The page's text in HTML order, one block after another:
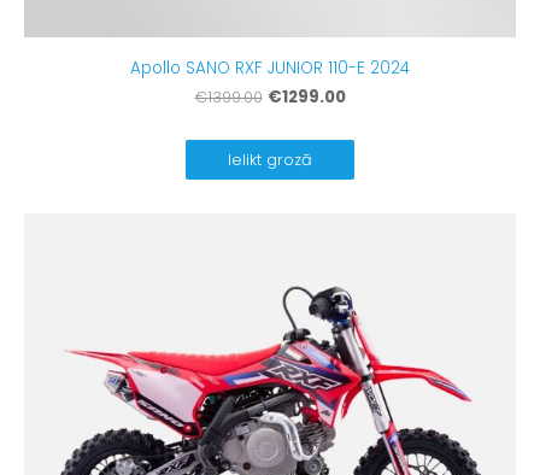
Apollo SANO RXF JUNIOR 110-E 2024
€1399.00 €1299.00
Ielikt grozā